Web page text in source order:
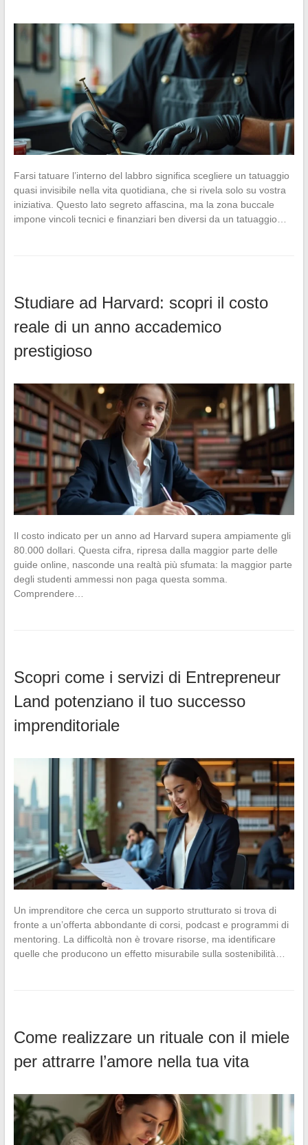
Farsi tatuare l’interno del labbro significa scegliere un tatuaggio
quasi invisibile nella vita quotidiana, che si rivela solo su vostra
iniziativa. Questo lato segreto affascina, ma la zona buccale
impone vincoli tecnici e finanziari ben diversi da un tatuaggio…
Studiare ad Harvard: scopri il costo
reale di un anno accademico
prestigioso
Il costo indicato per un anno ad Harvard supera ampiamente gli
80.000 dollari. Questa cifra, ripresa dalla maggior parte delle
guide online, nasconde una realtà più sfumata: la maggior parte
degli studenti ammessi non paga questa somma.
Comprendere…
Scopri come i servizi di Entrepreneur
Land potenziano il tuo successo
imprenditoriale
Un imprenditore che cerca un supporto strutturato si trova di
fronte a un’offerta abbondante di corsi, podcast e programmi di
mentoring. La difficoltà non è trovare risorse, ma identificare
quelle che producono un effetto misurabile sulla sostenibilità…
Come realizzare un rituale con il miele
per attrarre l’amore nella tua vita